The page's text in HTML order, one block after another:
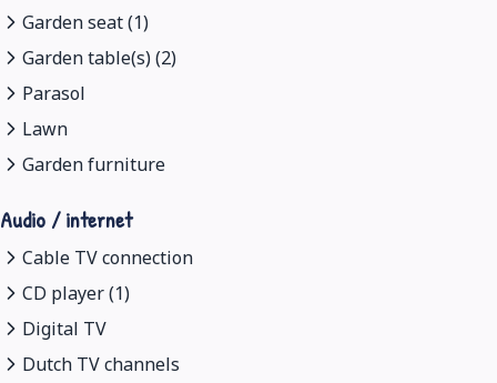
Garden seat (1)
Garden table(s) (2)
Parasol
Lawn
Garden furniture
Audio / internet
Cable TV connection
CD player (1)
Digital TV
Dutch TV channels